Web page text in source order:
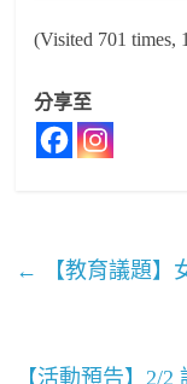
(Visited 701 times,
分享至
← 【教育議題】
【活動預告】2/